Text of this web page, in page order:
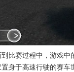
到比赛过程中，游戏
身于高速行驶的赛